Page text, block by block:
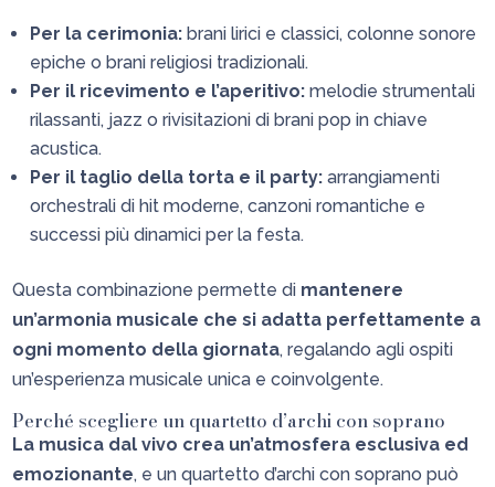
Per la cerimonia: brani lirici e classici, colonne sonore
epiche o brani religiosi tradizionali.
Per il ricevimento e l’aperitivo: melodie strumentali
rilassanti, jazz o rivisitazioni di brani pop in chiave
acustica.
Per il taglio della torta e il party: arrangiamenti
orchestrali di hit moderne, canzoni romantiche e
successi più dinamici per la festa.
Questa combinazione permette di mantenere
un’armonia musicale che si adatta perfettamente a
ogni momento della giornata, regalando agli ospiti
un’esperienza musicale unica e coinvolgente.
Perché scegliere un quartetto d’archi con soprano
La musica dal vivo crea un’atmosfera esclusiva ed
emozionante, e un quartetto d’archi con soprano può